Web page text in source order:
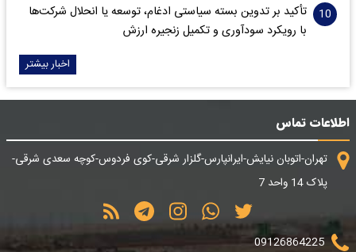
تأکید بر تدوین بسته سیاستی ادغام، توسعه یا انحلال شرکت‌ها
با رویکرد سودآوری و تکمیل زنجیره ارزش
اخبار بیشتر
اطلاعات تماس
تهران-اتوبان نیایش-ایرانپارس-گلزار شرقی-کوی فردوس-کوچه سعدی شرقی-
پلاک 14 واحد 7
09126864225